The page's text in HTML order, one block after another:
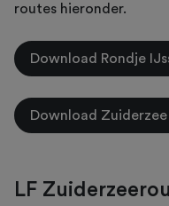
routes hieronder.
Download Rondje
Download
LF